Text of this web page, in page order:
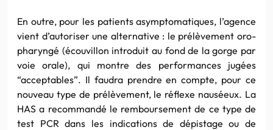
En outre, pour les patients asymptomatiques, l’agence
vient d’autoriser une alternative : le prélèvement oro-
pharyngé (écouvillon introduit au fond de la gorge par
voie orale), qui montre des performances jugées
“acceptables”. Il faudra prendre en compte, pour ce
nouveau type de prélèvement, le réflexe nauséeux. La
HAS a recommandé le remboursement de ce type de
test PCR dans les indications de dépistage ou de